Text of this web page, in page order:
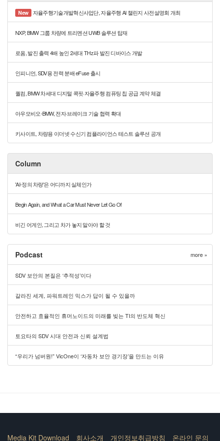
New 자율주행기술개발혁신사업단, 자율주행 AI 챌린지 사전설명회 개최
NXP, BMW 그룹 차량에 트리멘션 UWB 솔루션 탑재
로옴, 발진 출력 4배 높인 2세대 THz파 발진 디바이스 개발
인피니언, SDV용 전력 분배 eFuse 출시
퀄컴, BMW 차세대 디지털 콕핏·자율주행 컴퓨팅 칩 공급 계약 체결
아우모비오-BMW, 전자·브레이크 기술 협력 확대
키사이트, 차량용 이더넷 수신기 컴플라이언스 테스트 솔루션 공개
Column
'AI-정의 차량'은 어디까지 실체인가
Begin Again, and What a Car Must Never Let Go Of
비긴 어게인, 그리고 차가 놓지 말아야 할 것
Podcast more »
SDV 보안의 본질은 ‘추적성’이다
갈라진 세계, 파워트레인 믹스가 답이 될 수 있을까
안전하고 효율적인 휴머노이드의 미래를 빚는 TI의 반도체 혁신
토요타의 SDV 시대 안전과 신뢰 설계법
“우리가 넘버원!” VicOne이 ‘자동차 보안 경기장’을 만드는 이유
Media Kit Download 회사소개 개인정보취급방침 온라인 문의